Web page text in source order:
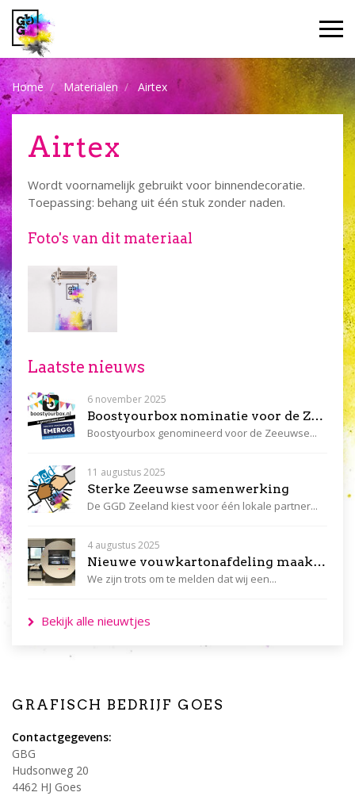
Home Materialen Airtex
Airtex
Wordt voornamelijk gebruikt voor binnendecoratie.
Toepassing: behang uit één stuk zonder naden.
Foto's van dit materiaal
Laatste nieuws
6 november 2025
Boostyourbox nominatie voor de Zeeuwse Innovatieprijs Emergo
Boostyourbox genomineerd voor de Zeeuwse...
11 augustus 2025
Sterke Zeeuwse samenwerking
De GGD Zeeland kiest voor één lokale partner...
4 augustus 2025
Nieuwe vouwkartonafdeling maakt ons compleet, snel en flexibel!
We zijn trots om te melden dat wij een...
Bekijk alle nieuwtjes
GRAFISCH BEDRIJF GOES
Contactgegevens:
GBG
Hudsonweg 20
4462 HJ Goes